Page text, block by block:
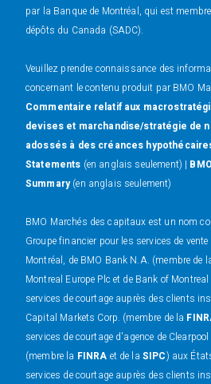
par la Banque de Montréal, qui est
dépôts du Canada (SADC).
Veuillez prendre connaissance des
concernant le contenu produit par BMO
Commentaire relatif aux
devises et marchandise/stratégie de
adossés à des créances
Statements (en anglais seulement) |
Summary(en anglais seulement)
BMO Marchés des capitaux est un nom
Groupe financier pour les services de
Montréal, de BMO Bank N.A. (membre de
Montreal Europe Plc et de Bank of
services de courtage auprès des clients
Capital Markets Corp. (membre de la
services de courtage d'agence de
(membre la FINRA et de la SIPC) aux
services de courtage auprès des clients